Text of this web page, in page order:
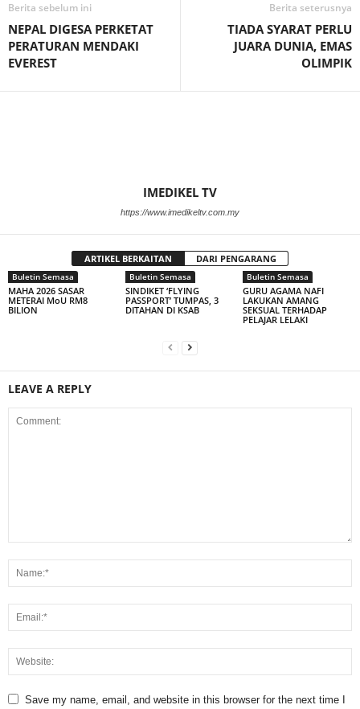
Berita sebelum ini
NEPAL DIGESA PERKETAT
PERATURAN MENDAKI
EVEREST
Berita seterusnya
TIADA SYARAT PERLU
JUARA DUNIA, EMAS
OLIMPIK
IMEDIKEL TV
https://www.imedikeltv.com.my
ARTIKEL BERKAITAN DARI PENGARANG
Buletin Semasa
MAHA 2026 SASAR
METERAI MoU RM8
BILION
Buletin Semasa
SINDIKET ‘FLYING
PASSPORT’ TUMPAS, 3
DITAHAN DI KSAB
Buletin Semasa
GURU AGAMA NAFI
LAKUKAN AMANG
SEKSUAL TERHADAP
PELAJAR LELAKI
LEAVE A REPLY
Save my name, email, and website in this browser for the next time I